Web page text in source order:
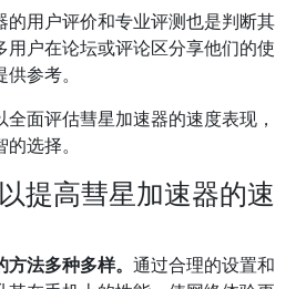
的用户评价和专业评测也是判断其
用户在论坛或评论区分享他们的使
参考。
面评估彗星加速器的速度表现，
选择。
提高彗星加速器的速
法多种多样。 通过合理的设置和